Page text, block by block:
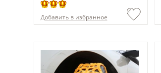
Добавить в избранное